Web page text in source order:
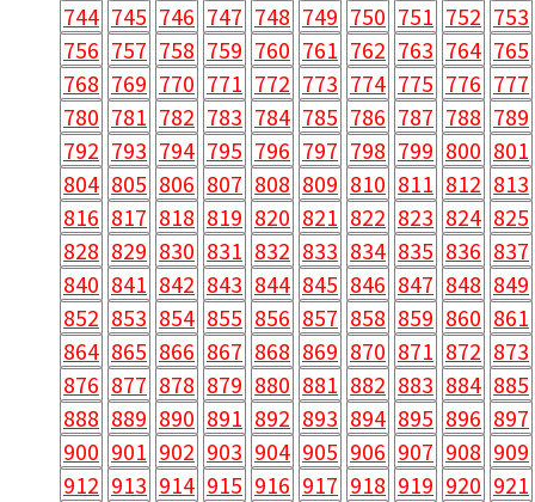
744 745 746 747 748 749 750 751 752 753
756 757 758 759 760 761 762 763 764 765
768 769 770 771 772 773 774 775 776 777
780 781 782 783 784 785 786 787 788 789
792 793 794 795 796 797 798 799 800 801
804 805 806 807 808 809 810 811 812 813
816 817 818 819 820 821 822 823 824 825
828 829 830 831 832 833 834 835 836 837
840 841 842 843 844 845 846 847 848 849
852 853 854 855 856 857 858 859 860 861
864 865 866 867 868 869 870 871 872 873
876 877 878 879 880 881 882 883 884 885
888 889 890 891 892 893 894 895 896 897
900 901 902 903 904 905 906 907 908 909
912 913 914 915 916 917 918 919 920 921